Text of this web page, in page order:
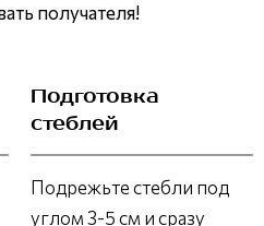
получателя!
Подготовка
стеблей
Подрежьте стебли под
углом 3-5 см и сразу